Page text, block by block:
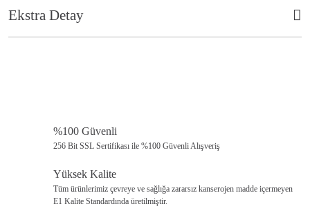
Görüş ve önerileriniz için teşekkür ederiz.
Bu ürüne benzer farklı alternatifler olmalı.
Ekstra Detay
%100 Güvenli
256 Bit SSL Sertifikası ile %100 Güvenli Alışveriş
Yüksek Kalite
Tüm ürünlerimiz çevreye ve sağlığa zararsız kanserojen madde içermeyen
E1 Kalite Standardında üretilmiştir.